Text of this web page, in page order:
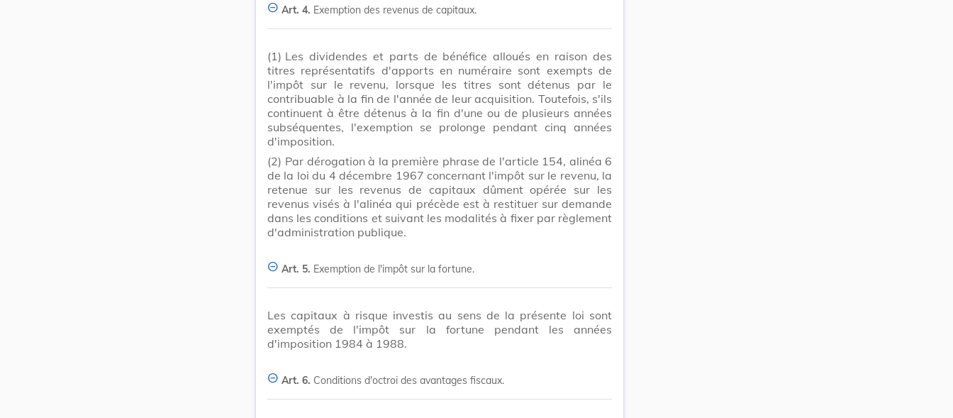
Art. 4. Exemption des revenus de capitaux.
(1) Les dividendes et parts de bénéfice alloués en raison des
titres représentatifs d'apports en numéraire sont exempts de
l'impôt sur le revenu, lorsque les titres sont détenus par le
contribuable à la fin de l'année de leur acquisition. Toutefois, s'ils
continuent à être détenus à la fin d'une ou de plusieurs années
subséquentes, l'exemption se prolonge pendant cinq années
d'imposition.
(2) Par dérogation à la première phrase de l'article 154, alinéa 6
de la loi du 4 décembre 1967 concernant l'impôt sur le revenu, la
retenue sur les revenus de capitaux dûment opérée sur les
revenus visés à l'alinéa qui précède est à restituer sur demande
dans les conditions et suivant les modalités à fixer par règlement
d'administration publique.
Art. 5. Exemption de l'impôt sur la fortune.
Les capitaux à risque investis au sens de la présente loi sont
exemptés de l'impôt sur la fortune pendant les années
d'imposition 1984 à 1988.
Art. 6. Conditions d'octroi des avantages fiscaux.